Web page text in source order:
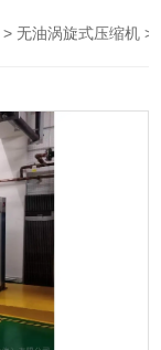
>无油涡旋式压缩机 > SLPJ-75B 7.5kw岩田无油涡旋式空压机7.5kw 医疗用气压缩机